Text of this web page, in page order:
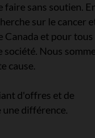
faire sans soutien.
sur le cancer
et pour tous
société. Nous
cause.
d'offres et de
différence.